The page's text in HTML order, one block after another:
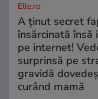
Elle.ro
A ținut secret
însărcinată însă
pe internet!
surprinsă pe
gravidă
curând mamă